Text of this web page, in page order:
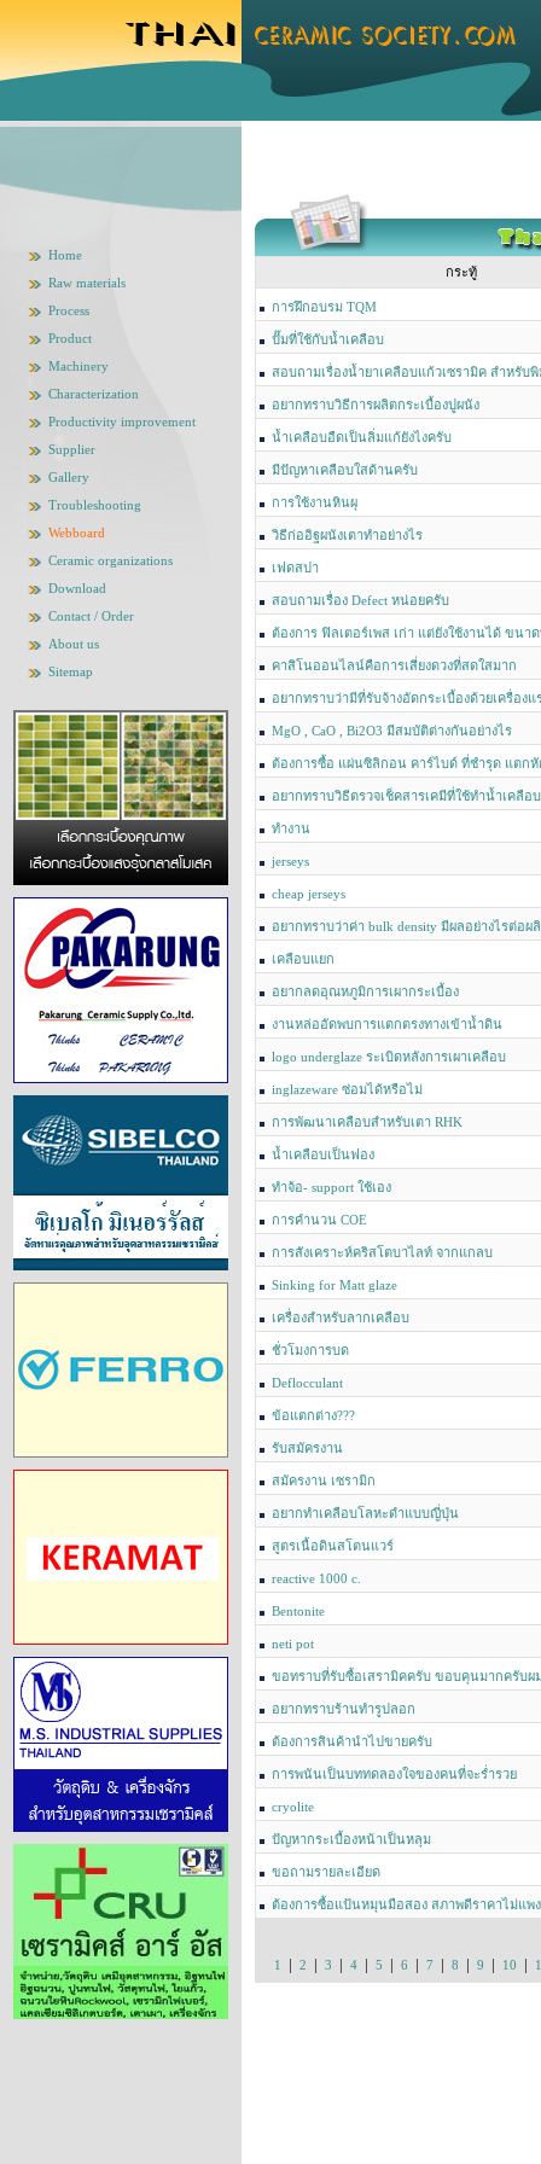
Home
Raw materials
Process
Product
Machinery
Characterization
Productivity improvement
Supplier
Gallery
Troubleshooting
Webboard
Ceramic organizations
Download
Contact / Order
About us
Sitemap
กระทู้
การฝึกอบรม TQM
ปั๊มที่ใช้กับน้ำเคลือบ
สอบถามเรื่องน้ำยาเคลือบแก้วเซรามิค สำหรับ
อยากทราบวิธีการผลิตกระเบื้องปูผนัง
น้ำเคลือบอืดเป็นลิ่มแก้ยังไงครับ
มีปัญหาเคลือบใสด้านครับ
การใช้งานหินผุ
วิธีก่ออิฐผนังเตาทำอย่างไร
เฟดสปา
สอบถามเรื่อง Defect หน่อยครับ
ต้องการ ฟิลเตอร์เพส เก่า แต่ยังใช้งานได้ ขนา
ตันเพราะมีทุนน้อยครับ ช่วยแนะนำให้ด้วยครับ
คาสิโนออนไลน์คือการเสี่ยงดวงที่สดใสมาก
อยากทราบว่ามีที่รับจ้างอัดกระเบื้องด้วยเครื่อง
MgO , CaO , Bi2O3 มีสมบัติต่างกันอย่างไร
ต้องการซื้อ แผ่นซิลิกอน คาร์ไบด์ ที่ชำรุด แตก
อยากทราบวิธีตรวจเช็คสารเคมีที่ใช้ทำน้ำเคลือบ
ทำงาน
jerseys
cheap jerseys
อยากทราบว่าค่า bulk density มีผลอย่างไรต่อ
เคลือบแยก
อยากลดอุณหภูมิการเผากระเบื้อง
งานหล่ออัดพบการแตกตรงทางเข้าน้ำดิน
logo underglaze ระเบิดหลังการเผาเคลือบ
inglazeware ซ่อมได้หรือไม่
การพัฒนาเคลือบสำหรับเตา RHK
น้ำเคลือบเป็นฟอง
ทำจ้อ- support ใช้เอง
การคำนวน COE
การสังเคราะห์คริสโตบาไลท์ จากแกลบ
Sinking for Matt glaze
เครื่องสำหรับลากเคลือบ
ชั่วโมงการบด
Deflocculant
ข้อแตกต่าง???
รับสมัครงาน
สมัครงาน เซรามิก
อยากทำเคลือบโลหะดำแบบญี่ปุ่น
สูตรเนื้อดินสโตนแวร์
reactive 1000 c.
Bentonite
neti pot
ขอทราบที่รับซื้อเสรามิคครับ ขอบคุนมากครับผ
อยากทราบร้านทำรูปลอก
ต้องการสินค้านำไปขายครับ
การพนันเป็นบททดลองใจของคนที่จะร่ำรวย
cryolite
ปัญหากระเบื้องหน้าเป็นหลุม
ขอถามรายละเอียด
ต้องการซื้อแป้นหมุนมือสอง สภาพดีราคาไม่แพ
1 | 2 | 3 | 4 | 5 | 6 | 7 | 8 | 9 | 10 |